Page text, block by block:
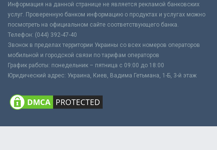
Информация на данной странице не является рекламой банковских
услуг. Проверенную банком информацию о продуктах и услугах можно
посмотреть на официальном сайте соответствующего банка.
Телефон: (044) 392-47-40
Звонок в пределах территории Украины со всех номеров операторов
мобильной и городской связи по тарифам операторов
График работы: понедельник – пятница с 09:00 до 18:00
Юридический адрес: Украина, Киев, Вадима Гетьмана, 1-Б, 3-й этаж